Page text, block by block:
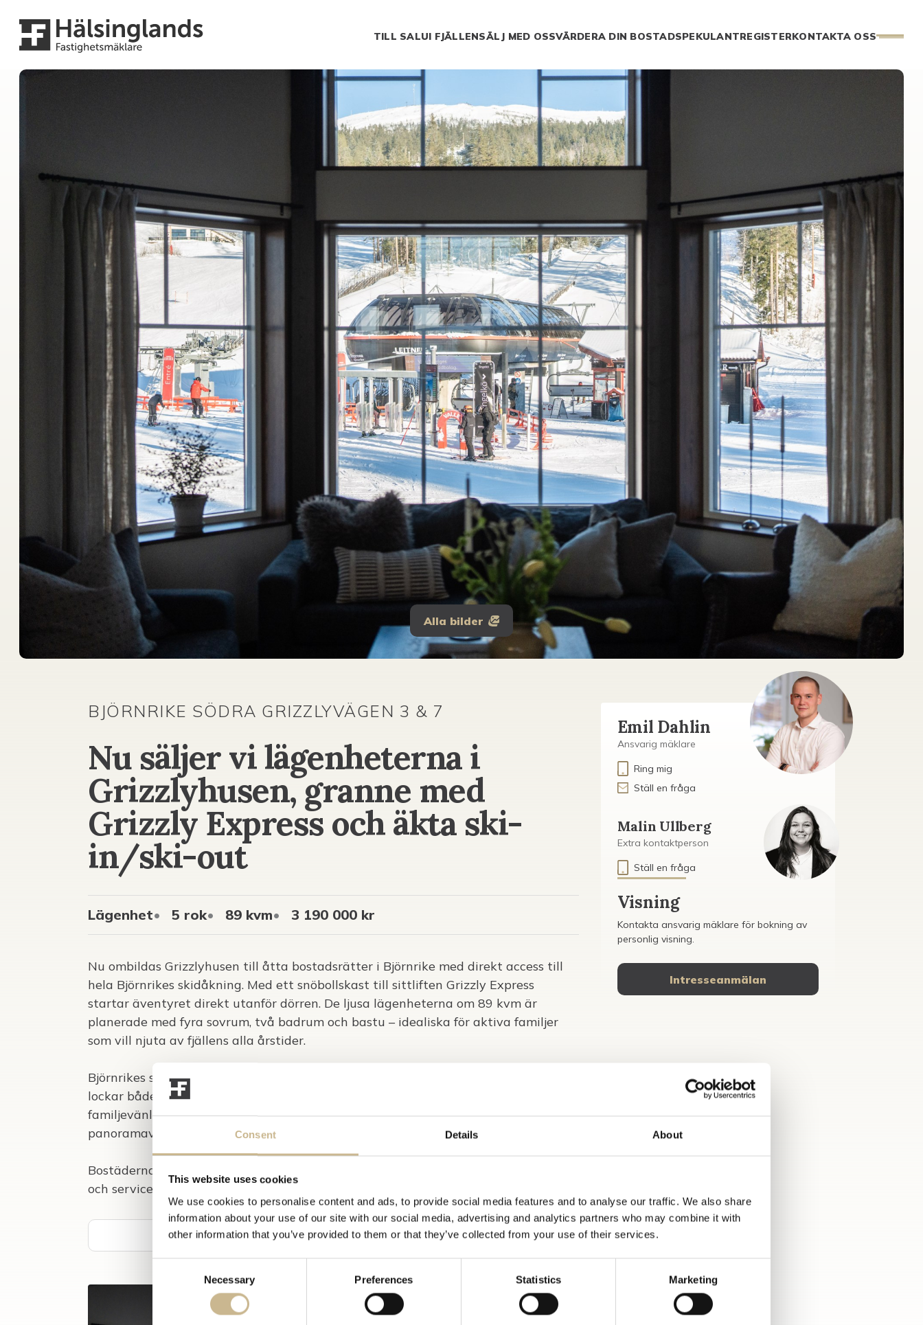
Consent Details About
This website uses cookies
We use cookies to personalise content and ads, to provide social media features and to analyse our traffic. We also share
information about your use of our site with our social media, advertising and analytics partners who may combine it with
other information that you’ve provided to them or that they’ve collected from your use of their services.
Selection
Necessary Preferences Statistics Marketing
TILL SALUI FJÄLLENSÄLJ MED OSSVÄRDERA DIN BOSTADSPEKULANTREGISTERKONTAKTA OSS
Alla bilder
BJÖRNRIKE SÖDRA GRIZZLYVÄGEN 3 & 7
Nu säljer vi lägenheterna i
Grizzlyhusen, granne med
Grizzly Express och äkta ski-
in/ski-out
Lägenhet 5 rok 89 kvm 3 190 000 kr
Nu ombildas Grizzlyhusen till åtta bostadsrätter i Björnrike med direkt access till
hela Björnrikes skidåkning. Med ett snöbollskast till sittliften Grizzly Express
startar äventyret direkt utanför dörren. De ljusa lägenheterna om 89 kvm är
planerade med fyra sovrum, två badrum och bastu – idealiska för aktiva familjer
som vill njuta av fjällens alla årstider.
Björnrikes skidbackar breder ut sig i söderläge och bjuder på långa, mjuka åk som
lockar både nybörjare och vana åkare. Här finns backar för alla – från
familjevänliga nedfarter till längre carvingsträckor och från toppen väntar
panoramavyer över Sonfjället.
Bostäderna bjuder på bekvämt fjällboende med direkt närhet till både skidåkning
och service. Det är gångavstånd till Björnrike Torg med Skistarshop, skidbutik,
restauranger och längdskidspår. En bit upp på berget finns även en matbutik och
nyöppnade Björnr...
Visa mer
Emil Dahlin
Ansvarig mäklare
Ring mig
Ställ en fråga
Malin Ullberg
Extra kontaktperson
Ställ en fråga
Visning
Kontakta ansvarig mäklare för bokning av
personlig visning.
Intresseanmälan